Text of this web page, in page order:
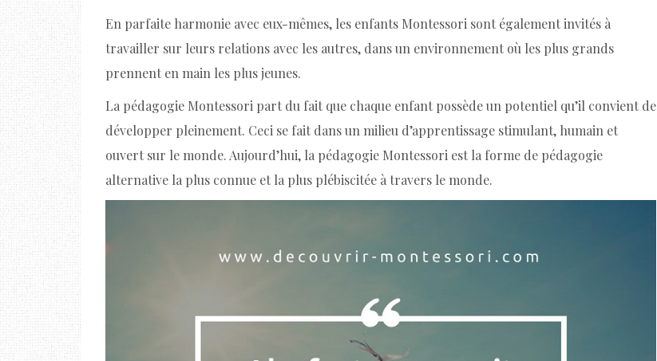
En parfaite harmonie avec eux-mêmes, les enfants Montessori sont également invités à
travailler sur leurs relations avec les autres, dans un environnement où les plus grands
prennent en main les plus jeunes.
La pédagogie Montessori part du fait que chaque enfant possède un potentiel qu’il convient de
développer pleinement. Ceci se fait dans un milieu d’apprentissage stimulant, humain et
ouvert sur le monde. Aujourd’hui, la pédagogie Montessori est la forme de pédagogie
alternative la plus connue et la plus plébiscitée à travers le monde.